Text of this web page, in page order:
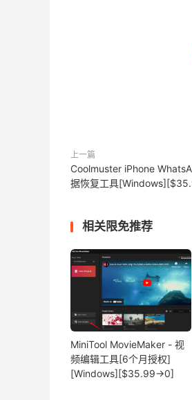
上一篇
Coolmuster iPhone
据恢复工具
相关限免推荐
MiniTool MovieMaker - 视
频编辑工具[6个月授权]
[Windows][$35.99→0]